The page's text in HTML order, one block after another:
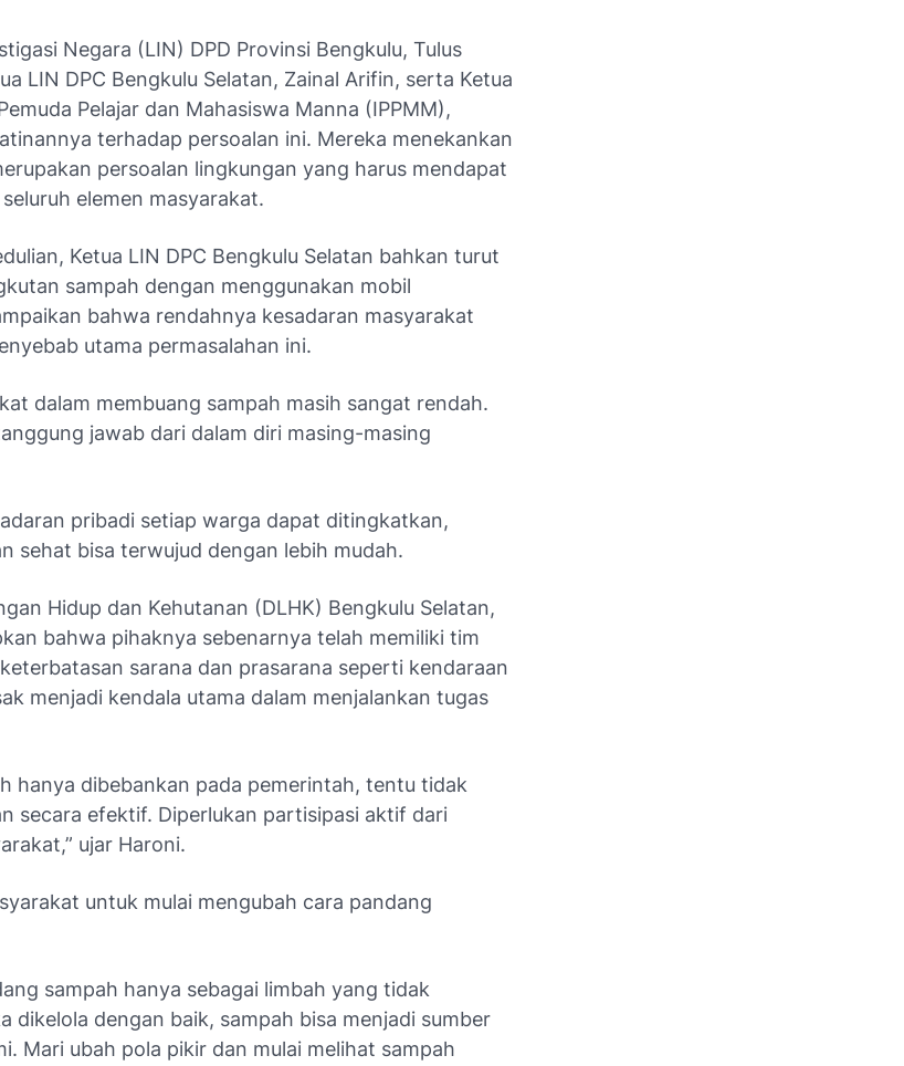
Negara (LIN) DPD Provinsi Bengkulu, Tulus
LIN DPC Bengkulu Selatan, Zainal Arifin, serta Ketua
Pelajar dan Mahasiswa Manna (IPPMM),
terhadap persoalan ini. Mereka menekankan
persoalan lingkungan yang harus mendapat
elemen masyarakat.
Ketua LIN DPC Bengkulu Selatan bahkan turut
sampah dengan menggunakan mobil
bahwa rendahnya kesadaran masyarakat
utama permasalahan ini.
dalam membuang sampah masih sangat rendah.
jawab dari dalam diri masing-masing
pribadi setiap warga dapat ditingkatkan,
sehat bisa terwujud dengan lebih mudah.
Hidup dan Kehutanan (DLHK) Bengkulu Selatan,
bahwa pihaknya sebenarnya telah memiliki tim
sarana dan prasarana seperti kendaraan
menjadi kendala utama dalam menjalankan tugas
hanya dibebankan pada pemerintah, tentu tidak
secara efektif. Diperlukan partisipasi aktif dari
ujar Haroni.
untuk mulai mengubah cara pandang
sampah hanya sebagai limbah yang tidak
dikelola dengan baik, sampah bisa menjadi sumber
Mari ubah pola pikir dan mulai melihat sampah